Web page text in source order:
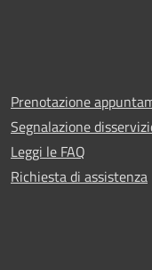
Prenotazione
Segnalazione
Leggi le FAQ
Richiesta di assistenza